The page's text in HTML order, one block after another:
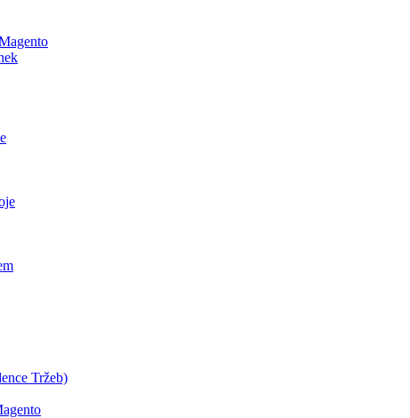
Tržeb)